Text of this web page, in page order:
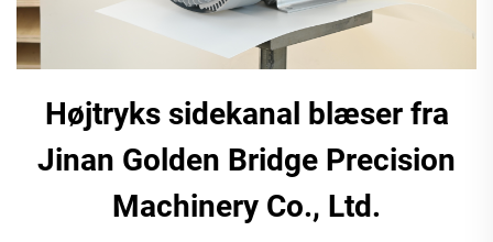
Højtryks sidekanal blæser fra
Jinan Golden Bridge Precision
Machinery Co., Ltd.